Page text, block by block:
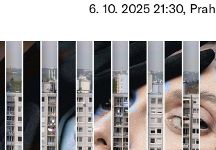
Pro děti
edu
Vše o ČT
6. 10. 2025 21:30,